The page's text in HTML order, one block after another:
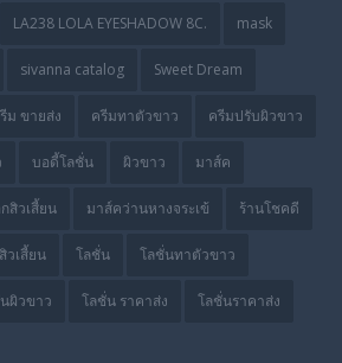
LA238 LOLA EYESHADOW 8C. mask
sivanna catalog Sweet Dream
ม ขายส่ง ครีมทาตัวขาว ครีมปรับผิวขาว
บอดี้โลชั่น ผิวขาว มาส์ค
สิวเสี้ยน มาส์คว่านหางจระเข้ ร้านโชคดี
วเสี้ยน โลชั่น โลชั่นทาตัวขาว
ผิวขาว โลชั่น ราคาส่ง โลชั่นราคาส่ง